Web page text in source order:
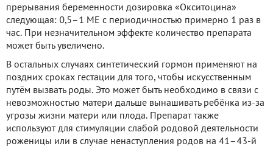
прерывания беременности дозировка «Окситоцина»
следующая: 0,5–1 МЕ с периодичностью примерно 1 раз в
час. При незначительном эффекте количество препарата
может быть увеличено.
В остальных случаях синтетический гормон применяют на
поздних сроках гестации для того, чтобы искусственным
путём вызвать роды. Это может быть необходимо в связи с
невозможностью матери дальше вынашивать ребёнка из-за
угрозы жизни матери или плода. Препарат также
используют для стимуляции слабой родовой деятельности
роженицы или в случае ненаступления родов на 41–43-й